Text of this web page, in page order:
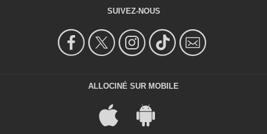
SUIVEZ-NOUS
ALLOCINÉ SUR MOBILE